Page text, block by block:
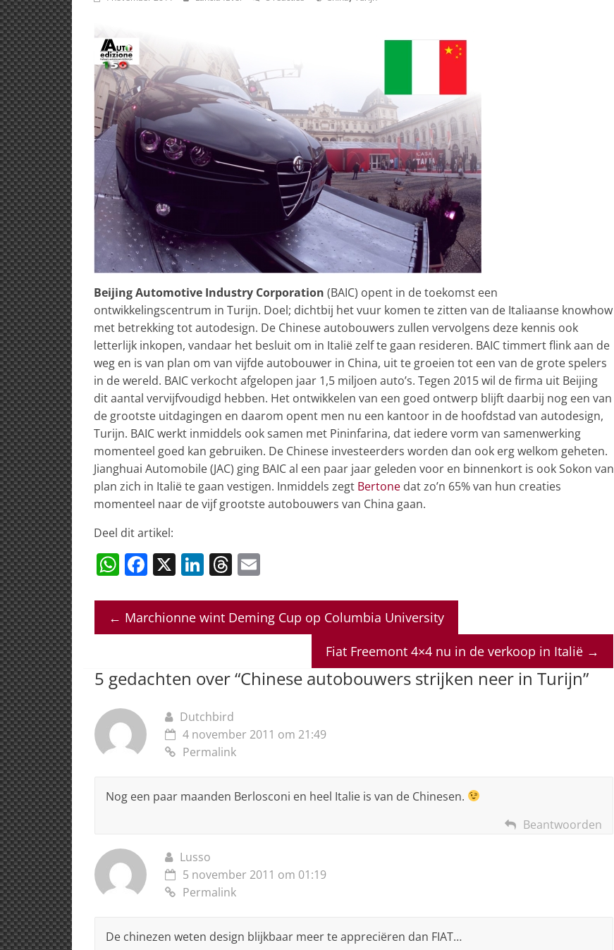
Beijing Automotive Industry Corporation (BAIC) opent in de toekomst een
ontwikkelingscentrum in Turijn. Doel; dichtbij het vuur komen te zitten van de Italiaanse knowhow
met betrekking tot autodesign. De Chinese autobouwers zullen vervolgens deze kennis ook
letterlijk inkopen, vandaar het besluit om in Italië zelf te gaan resideren. BAIC timmert flink aan de
weg en is van plan om van vijfde autobouwer in China, uit te groeien tot een van de grote spelers
in de wereld. BAIC verkocht afgelopen jaar 1,5 miljoen auto’s. Tegen 2015 wil de firma uit Beijing
dit aantal vervijfvoudigd hebben. Het ontwikkelen van een goed ontwerp blijft daarbij nog een van
de grootste uitdagingen en daarom opent men nu een kantoor in de hoofdstad van autodesign,
Turijn. BAIC werkt inmiddels ook samen met Pininfarina, dat iedere vorm van samenwerking
momenteel goed kan gebruiken. De Chinese investeerders worden dan ook erg welkom geheten.
Jianghuai Automobile (JAC) ging BAIC al een paar jaar geleden voor en binnenkort is ook Sokon van
plan zich in Italië te gaan vestigen. Inmiddels zegt Bertone dat zo’n 65% van hun creaties
momenteel naar de vijf grootste autobouwers van China gaan.
Deel dit artikel:
W
at
s
p
F
c
e
o
X Li
k
e
n
T
re
a
s
ai
l
← Marchionne wint Deming Cup op Columbia University
Fiat Freemont 4×4 nu in de verkoop in Italië →
5 gedachten over “Chinese autobouwers strijken neer in Turijn”
Dutchbird
4 november 2011 om 21:49
Permalink
Nog een paar maanden Berlosconi en heel Italie is van de Chinesen.
Beantwoorden
Lusso
5 november 2011 om 01:19
Permalink
De chinezen weten design blijkbaar meer te appreciëren dan FIAT…